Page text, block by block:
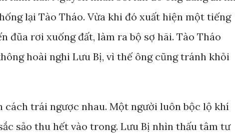
lại Tào Tháo. Vừa khi đó xuất hiện một tiếng
đũa rơi xuống đất, làm ra bộ sợ hãi. Tào Tháo
hoài nghi Lưu Bị, vì thế ông cũng tránh khỏi
cách trái ngược nhau. Một người luôn bộc lộ khí
sảo thu hết vào trong. Lưu Bị nhìn thấu tâm tư